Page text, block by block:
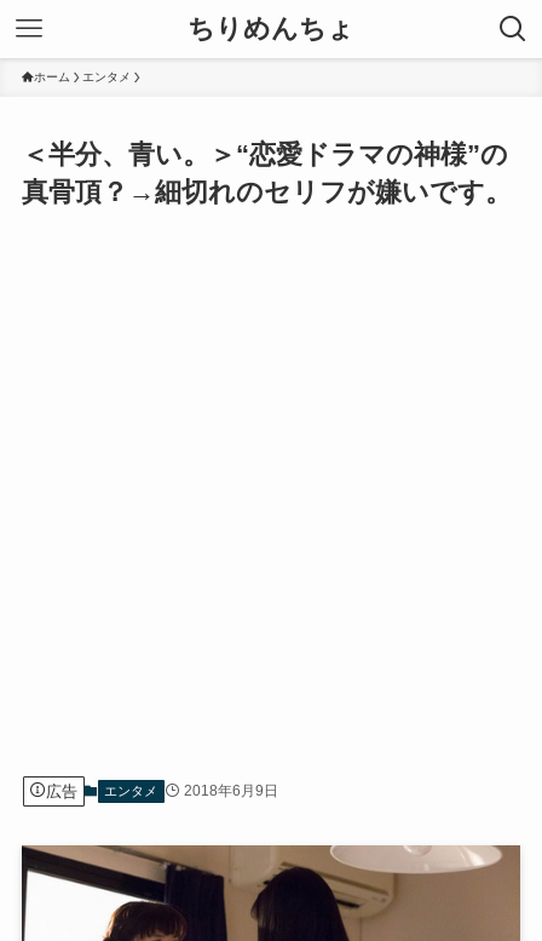
ちりめんちょ
ホーム エンタメ
＜半分、青い。＞“恋愛ドラマの神様”の
真骨頂？→細切れのセリフが嫌いです。
広告 エンタメ 2018年6月9日